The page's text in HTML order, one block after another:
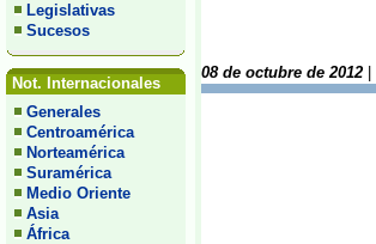
Legislativas
Sucesos
Not. Internacionales
Generales
Centroamérica
Norteamérica
Suramérica
Medio Oriente
Asia
África
08 de octubre de 2012